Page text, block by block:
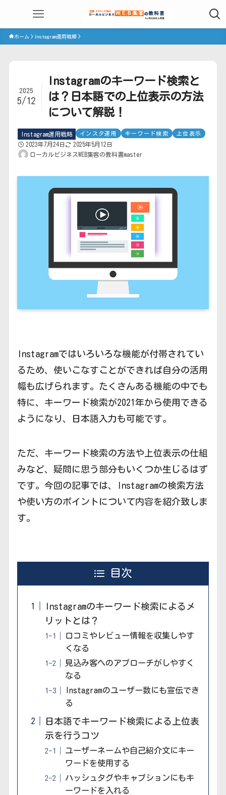
ホーム Instagram運用戦略
Instagramのキーワード検索と
は？日本語での上位表示の方法
について解説！
2025
5/12
Instagram運用戦略 インスタ運用 キーワード検索 上位表示
2023年7月24日
2025年5月12日
ローカルビジネスWEB集客の教科書master
Instagramではいろいろな機能が付帯されてい
るため、使いこなすことができれば自分の活用
幅も広げられます。たくさんある機能の中でも
特に、キーワード検索が2021年から使用できる
ようになり、日本語入力も可能です。
ただ、キーワード検索の方法や上位表示の仕組
みなど、疑問に思う部分もいくつか生じるはず
です。今回の記事では、Instagramの検索方法
や使い方のポイントについて内容を紹介致しま
す。
目次
Instagramのキーワード検索によるメ
リットとは？
口コミやレビュー情報を収集しやす
くなる
見込み客へのアプローチがしやすく
なる
Instagramのユーザー数にも宣伝でき
る
日本語でキーワード検索による上位表
示を行うコツ
ユーザーネームや自己紹介文にキー
ワードを使用する
ハッシュタグやキャプションにもキ
ーワードを入れる